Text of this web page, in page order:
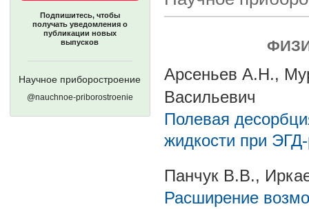
Подпишитесь, чтобы
получать уведомления о
публикации новых
выпусков
Научное приборостроение
@nauchnoe-priborostroenie
Арсеньев А.Н.,
Васильевич
Полевая
жидкости при
Панчук В.В.,
Расширение